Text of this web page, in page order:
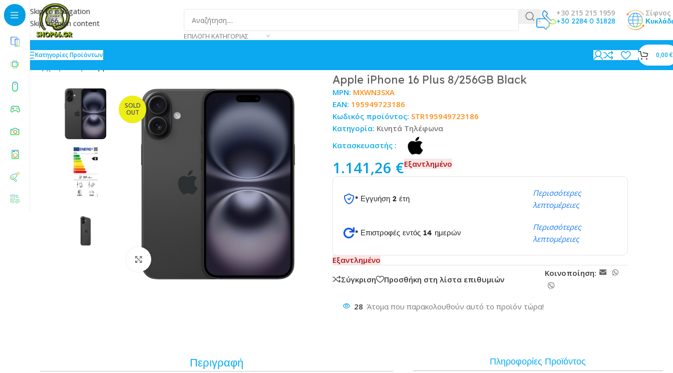
Skip to navigation
Skip to main content
ΕΠΙΛΟΓΉ ΚΑΤΗΓΟΡΊΑΣ
+30 215 215 1959
+30 2284 0 31828
Σίφνος
Κατηγορίες Προϊόντων 0,00 €
SOLD
OUT
Κάντε κλικ για μεγέθυνση
Apple iPhone 16 Plus 8/256GB Black
Κατασκευαστής :
MPN: MXWN3SXA
EAN: 195949723186
Κωδικός προϊόντος: STR195949723186
Κατηγορία: Κινητά Τηλέφωνα
1.141,26 €Εξαντλημένο
* Εγγυήση 2 έτη
Περισσότερες
λεπτομέρειες
* Επιστροφές εντός 14 ημερών
Περισσότερες
λεπτομέρειες
Εξαντλημένο
Σύγκριση
Προσθήκη στη λίστα επιθυμιών
Κοινοποίηση:
28 Άτομα που παρακολουθούν αυτό το προϊόν τώρα!
Περιγραφή
Πληροφορίες Προϊόντος